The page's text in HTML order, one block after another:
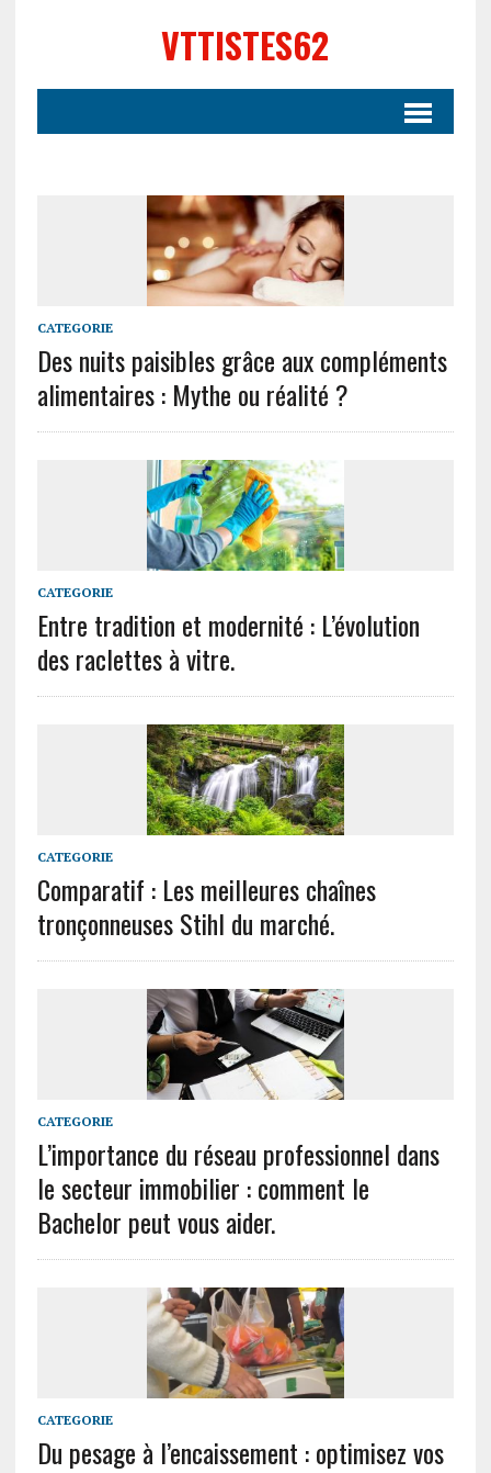
VTTISTES62
CATEGORIE
Des nuits paisibles grâce aux compléments
alimentaires : Mythe ou réalité ?
CATEGORIE
Entre tradition et modernité : L’évolution
des raclettes à vitre.
CATEGORIE
Comparatif : Les meilleures chaînes
tronçonneuses Stihl du marché.
CATEGORIE
L’importance du réseau professionnel dans
le secteur immobilier : comment le
Bachelor peut vous aider.
CATEGORIE
Du pesage à l’encaissement : optimisez vos